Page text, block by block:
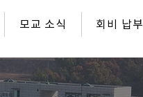
모교 소식 회비 납부